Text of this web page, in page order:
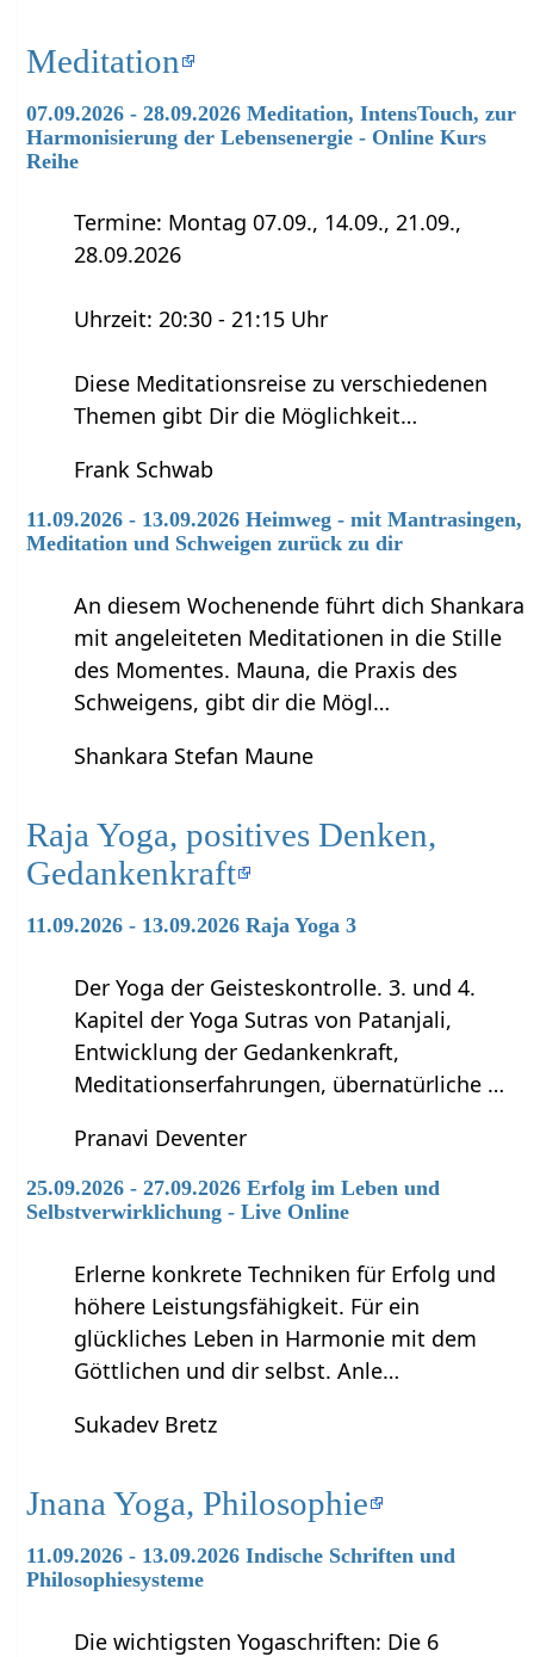
Meditation
07.09.2026 - 28.09.2026 Meditation, IntensTouch, zur
Harmonisierung der Lebensenergie - Online Kurs
Reihe
Termine: Montag 07.09., 14.09., 21.09.,
28.09.2026
Uhrzeit: 20:30 - 21:15 Uhr
Diese Meditationsreise zu verschiedenen
Themen gibt Dir die Möglichkeit…
Frank Schwab
11.09.2026 - 13.09.2026 Heimweg - mit Mantrasingen,
Meditation und Schweigen zurück zu dir
An diesem Wochenende führt dich Shankara
mit angeleiteten Meditationen in die Stille
des Momentes. Mauna, die Praxis des
Schweigens, gibt dir die Mögl…
Shankara Stefan Maune
Raja Yoga, positives Denken,
Gedankenkraft
11.09.2026 - 13.09.2026 Raja Yoga 3
Der Yoga der Geisteskontrolle. 3. und 4.
Kapitel der Yoga Sutras von Patanjali,
Entwicklung der Gedankenkraft,
Meditationserfahrungen, übernatürliche …
Pranavi Deventer
25.09.2026 - 27.09.2026 Erfolg im Leben und
Selbstverwirklichung - Live Online
Erlerne konkrete Techniken für Erfolg und
höhere Leistungsfähigkeit. Für ein
glückliches Leben in Harmonie mit dem
Göttlichen und dir selbst. Anle…
Sukadev Bretz
Jnana Yoga, Philosophie
11.09.2026 - 13.09.2026 Indische Schriften und
Philosophiesysteme
Die wichtigsten Yogaschriften: Die 6